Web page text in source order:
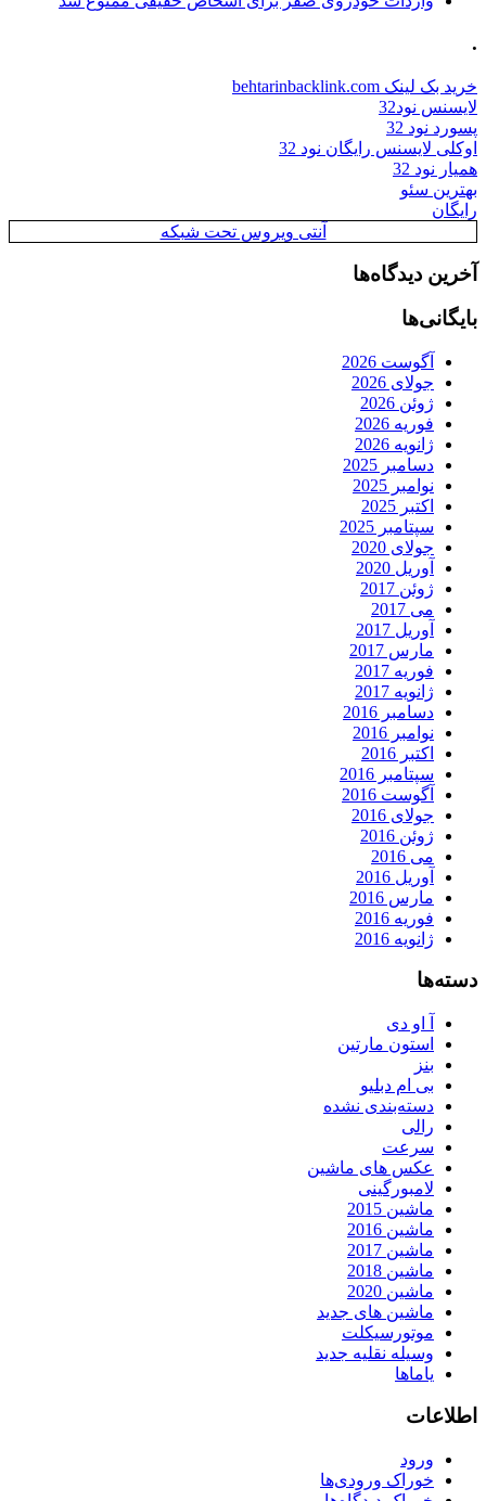
.
خرید بک لینک behtarinbacklink.com
لایسنس نود32
پسورد نود 32
اوکلی لایسنس رایگان نود 32
همیار نود 32
بهترین سئو
رایگان
آنتی ویروس تحت شبکه
آخرین دیدگاه‌ها
بایگانی‌ها
آگوست 2026
جولای 2026
ژوئن 2026
فوریه 2026
ژانویه 2026
دسامبر 2025
نوامبر 2025
اکتبر 2025
سپتامبر 2025
جولای 2020
آوریل 2020
ژوئن 2017
می 2017
آوریل 2017
مارس 2017
فوریه 2017
ژانویه 2017
دسامبر 2016
نوامبر 2016
اکتبر 2016
سپتامبر 2016
آگوست 2016
جولای 2016
ژوئن 2016
می 2016
آوریل 2016
مارس 2016
فوریه 2016
ژانویه 2016
دسته‌ها
آ او دی
استون مارتین
بنز
بی ام دبلیو
دسته‌بندی نشده
رالی
سرعت
عکس های ماشین
لامبورگینی
ماشین 2015
ماشین 2016
ماشین 2017
ماشین 2018
ماشین 2020
ماشین های جدید
موتورسیکلت
وسیله نقلیه جدید
یاماها
اطلاعات
ورود
خوراک ورودی‌ها